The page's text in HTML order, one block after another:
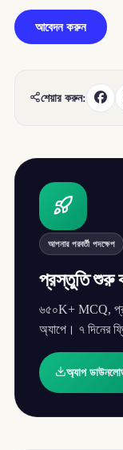
আবেদন করুন
শেয়ার করুন:
আপনার পরবর্তী পদক্ষেপ
প্রস্তুতি শুরু
৬৫০K+ MCQ,
অ্যাপে। ৭ দিনের
অ্যাপ